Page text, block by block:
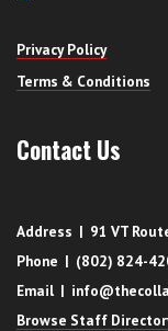
Privacy Policy
Terms & Conditions
Contact Us
Address | 91 VT
Phone | (802) 824-
Email |
Browse Staff